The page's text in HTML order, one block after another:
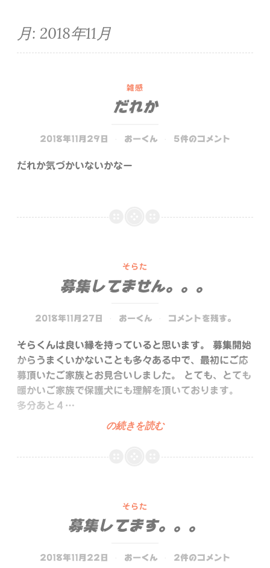
月: 2018年11月
雑感
だれか
2018年11月29日 おーくん 5件のコメント
だれか気づかいないかなー
そらた
募集してません。。。
2018年11月27日 おーくん コメントを残す。
そらくんは良い縁を持っていると思います。 募集開始
からうまくいかないことも多々ある中で、最初にご応
募頂いたご家族とお見合いしました。 とても、とても
暖かいご家族で保護犬にも理解を頂いております。
多分あと４…
募
し
の続きを読む
そらた
募集してます。。。
2018年11月22日 おーくん 2件のコメント